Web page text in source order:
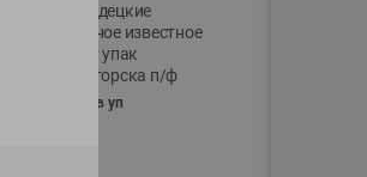
Молодецкие
Местное известное
20 шт упак
Солигорска п/ф
20шт в уп